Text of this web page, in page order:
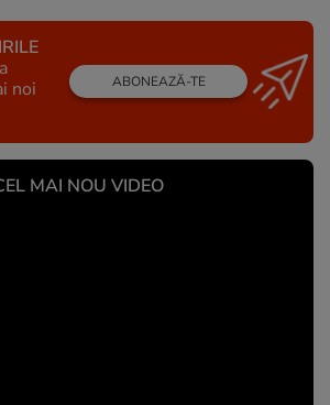
noi
ABONEAZĂ-TE
MAI NOU VIDEO